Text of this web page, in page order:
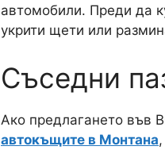
автомобили. Преди да
укрити щети или
Съседни
Ако предлагането във
автокъщите в Монтана